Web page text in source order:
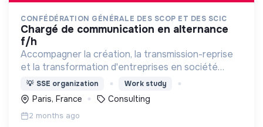
CONFÉDÉRATION GÉNÉRALE DES SCOP ET DES SCIC
chargé de communication en alternance
f/h
Accompagner la création, la transmission-reprise
et la transformation d'entreprises en société
coopérative (Scop, Scic)
💡 SSE organization Work study
Paris, France Consulting
2 months ago